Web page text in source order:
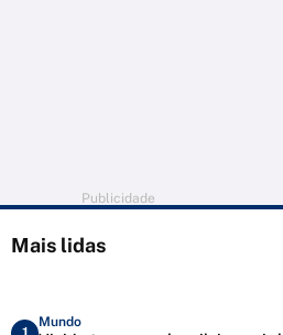
Publicidade
Mais lidas
Mundo